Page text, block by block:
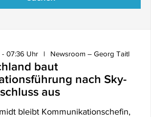
07:36 Uhr Newsroom – Georg Taitl
baut
nach Sky-
aus
bleibt Kommunikationschefin,